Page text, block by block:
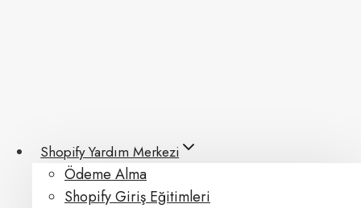
Shopify Yardım Merkezi
Ödeme Alma
Shopify Giriş Eğitimleri